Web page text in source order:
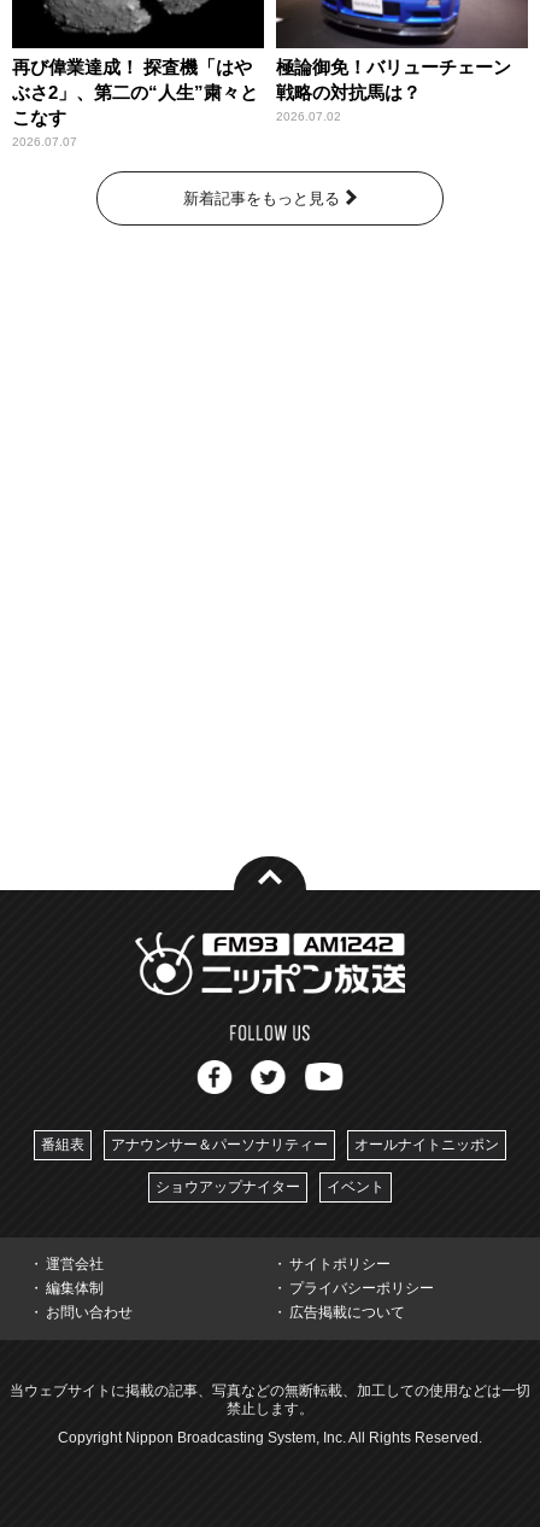
再び偉業達成！ 探査機「はや
ぶさ2」、第二の“人生”粛々と
こなす
2026.07.07
極論御免！バリューチェーン
戦略の対抗馬は？
2026.07.02
新着記事をもっと見る
番組表 アナウンサー＆パーソナリティー オールナイトニッポン
ショウアップナイター イベント
運営会社
サイトポリシー
編集体制
プライバシーポリシー
お問い合わせ
広告掲載について
当ウェブサイトに掲載の記事、写真などの無断転載、加工しての使用などは一切
禁止します。
Copyright Nippon Broadcasting System, Inc. All Rights Reserved.